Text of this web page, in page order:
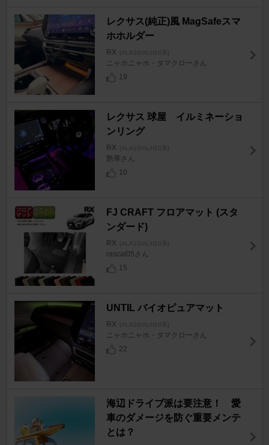
レクサス(純正)風 MagSafeスマ
ホホルダー
RX [ALA10/ALH10系]
ニャホニャホ・タマクローさん
19
レクサス 球屋 イルミネーショ
ンリング
RX [ALA10/ALH10系]
艶華さん
10
FJ CRAFT フロアマット (スタ
ンダード)
RX [ALA10/ALH10系]
rascal05さん
15
UNTIL バイオピュアマット
RX [ALA10/ALH10系]
ニャホニャホ・タマクローさん
22
海辺ドライブ派は要注意！ 愛
車のダメージを防ぐ重要メンテ
とは？